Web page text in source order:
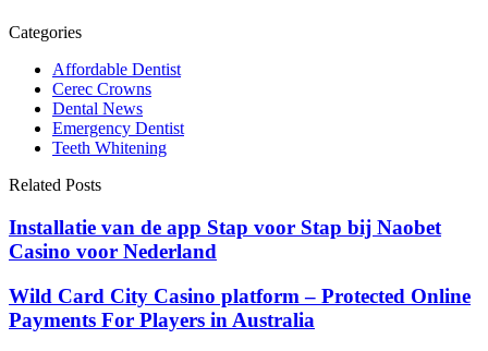
Categories
Affordable Dentist
Cerec Crowns
Dental News
Emergency Dentist
Teeth Whitening
Related Posts
Installatie van de app Stap voor Stap bij Naobet
Casino voor Nederland
Wild Card City Casino platform – Protected Online
Payments For Players in Australia